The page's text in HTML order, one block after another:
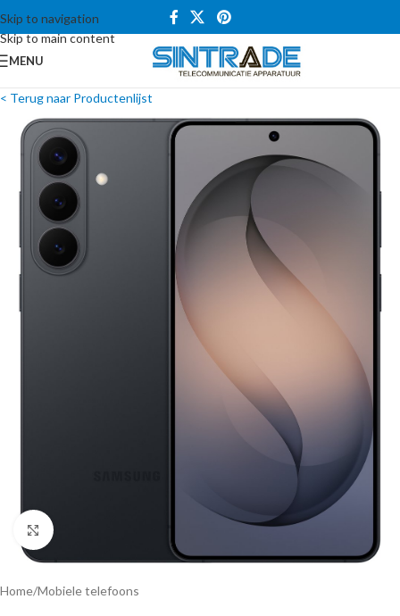
Skip to navigation
Skip to main content
MENU
< Terug naar Productenlijst
Click to enlarge
Home/Mobiele telefoons